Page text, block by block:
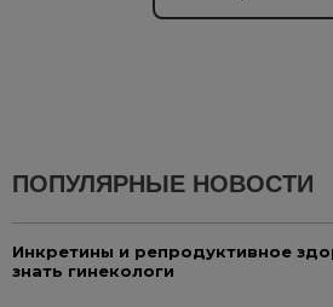
ПОПУЛЯРНЫЕ НОВОСТИ
Инкретины и репродуктивное
знать гинекологи